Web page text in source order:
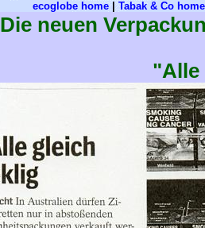
ecoglobe home Tabak & Co home
Die neuen
"Alle